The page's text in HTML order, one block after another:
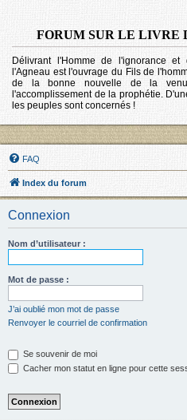
FORUM SUR LE LIVRE
Délivrant l'Homme de l'ignorance
l'Agneau est l'ouvrage du Fils de
de la bonne nouvelle de la
l'accomplissement de la prophétie.
les peuples sont concernés !
FAQ
Index du forum
Connexion
Nom d’utilisateur :
Mot de passe :
J’ai oublié mon mot de passe
Renvoyer le courriel de confirmation
Se souvenir de moi
Cacher mon statut en ligne pour cette